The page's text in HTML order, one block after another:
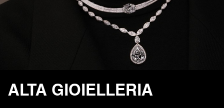
ALTA GIOIELLERIA